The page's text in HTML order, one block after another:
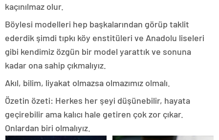
kaçınılmaz olur.
Böylesi modelleri hep başkalarından görüp taklit
ederdik şimdi tıpkı köy enstitüleri ve Anadolu liseleri
gibi kendimiz özgün bir model yarattık ve sonuna
kadar ona sahip çıkmalıyız.
Akıl, bilim, liyakat olmazsa olmazımız olmalı.
Özetin özeti: Herkes her şeyi düşünebilir, hayata
geçirebilir ama kalıcı hale getiren çok zor çıkar.
Onlardan biri olmalıyız.